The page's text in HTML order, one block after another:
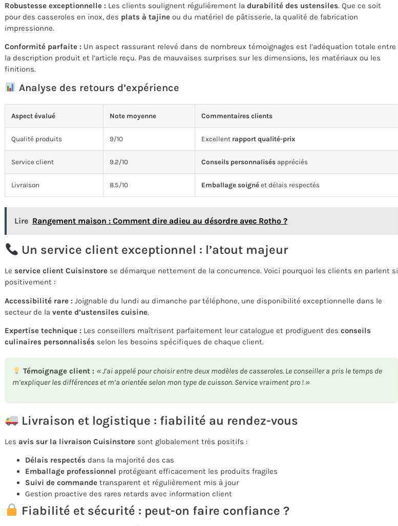
Robustesse exceptionnelle : Les clients soulignent régulièrement la durabilité des ustensiles. Que ce soit
pour des casseroles en inox, des plats à tajine ou du matériel de pâtisserie, la qualité de fabrication
impressionne.
Conformité parfaite : Un aspect rassurant relevé dans de nombreux témoignages est l’adéquation totale entre
la description produit et l’article reçu. Pas de mauvaises surprises sur les dimensions, les matériaux ou les
finitions.
Analyse des retours d’expérience
Aspect évalué Note moyenne Commentaires clients
Qualité produits 9/10 Excellent rapport qualité-prix
Service client 9.2/10 Conseils personnalisés appréciés
Livraison 8.5/10 Emballage soigné et délais respectés
Lire Rangement maison : Comment dire adieu au désordre avec Rotho ?
Un service client exceptionnel : l’atout majeur
Le service client Cuisinstore se démarque nettement de la concurrence. Voici pourquoi les clients en parlent si
positivement :
Accessibilité rare : Joignable du lundi au dimanche par téléphone, une disponibilité exceptionnelle dans le
secteur de la vente d’ustensiles cuisine.
Expertise technique : Les conseillers maîtrisent parfaitement leur catalogue et prodiguent des conseils
culinaires personnalisés selon les besoins spécifiques de chaque client.
Témoignage client : « J’ai appelé pour choisir entre deux modèles de casseroles. Le conseiller a pris le temps de
m’expliquer les différences et m’a orientée selon mon type de cuisson. Service vraiment pro ! »
Livraison et logistique : fiabilité au rendez-vous
Les avis sur la livraison Cuisinstore sont globalement très positifs :
Délais respectés dans la majorité des cas
Emballage professionnel protégeant efficacement les produits fragiles
Suivi de commande transparent et régulièrement mis à jour
Gestion proactive des rares retards avec information client
Fiabilité et sécurité : peut-on faire confiance ?